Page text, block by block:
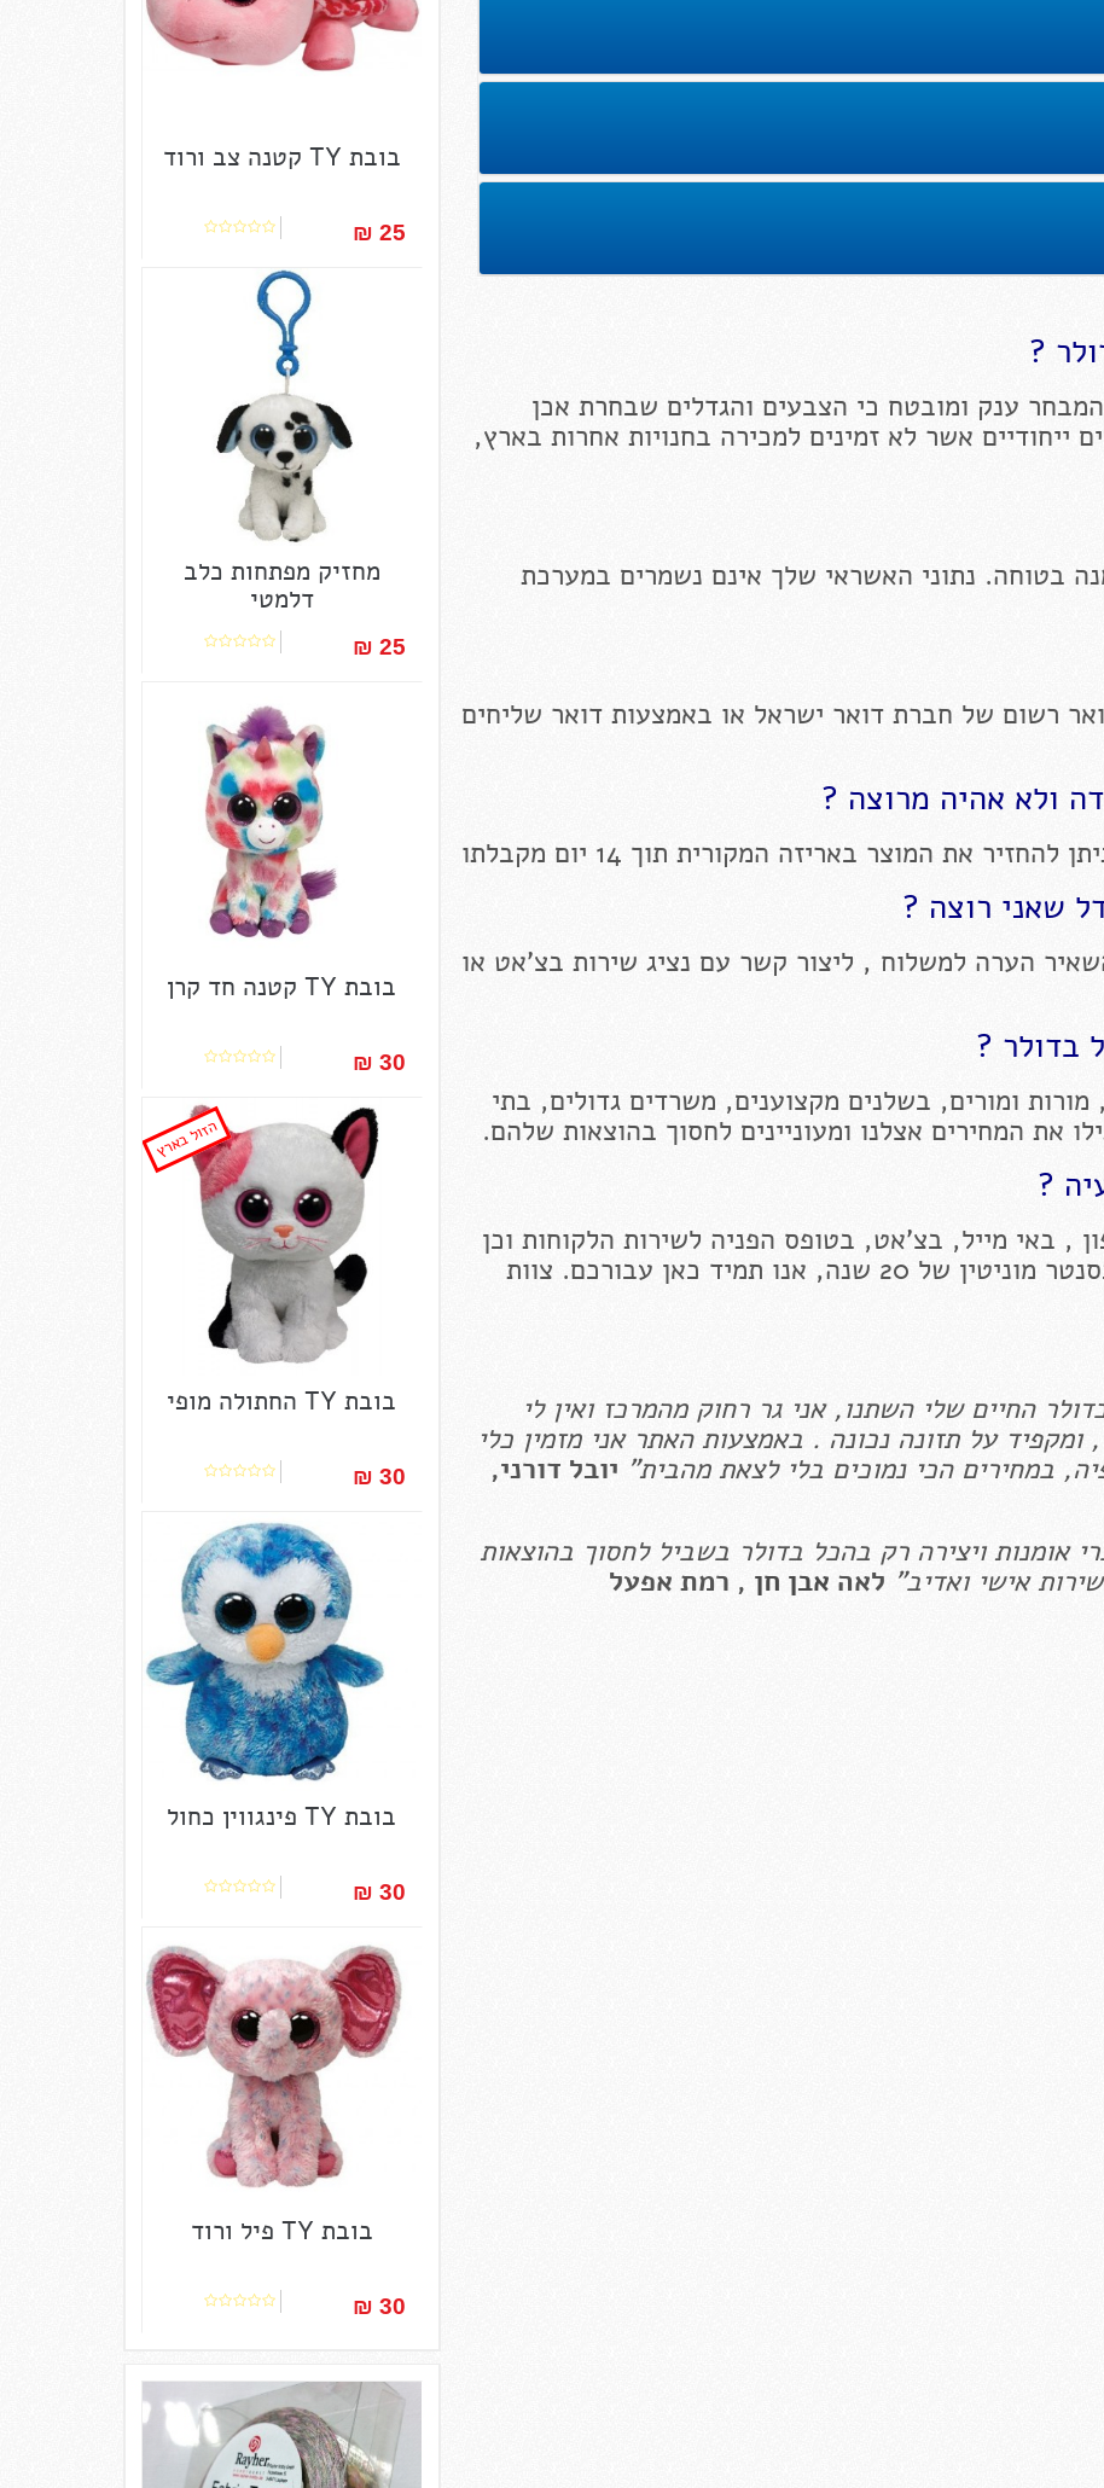
בובת TY קטנה צב ורוד
25 ₪‎
מחזיק מפתחות כלב
דלמטי
25 ₪‎
בובת TY קטנה חד קרן
30 ₪‎
הזול בארץ
בובת TY החתולה מופי
30 ₪‎
בובת TY פינגווין כחול
30 ₪‎
בובת TY פיל ורוד
30 ₪‎
?
ענק ומובטח כי הצבעים והגדלים שבחרת אכן
ייחודיים אשר לא זמינים למכירה בחנויות אחרות בארץ,
בטוחה. נתוני האשראי שלך אינם נשמרים במערכת
רשום של חברת דואר ישראל או באמצעות דואר שליחים
ולא אהיה מרוצה ?
את המוצר באריזה המקורית תוך 14 יום מקבלתו
שאני רוצה ?
הערה למשלוח , ליצור קשר עם נציג שירות בצ'אט או
בדולר ?
ומורים, בשלנים מקצוענים, משרדים גדולים, בתי
את המחירים אצלנו ומעוניינים לחסוך בהוצאות שלהם.
?
, באי מייל, בצ'אט, בטופס הפניה לשירות הלקוחות וכן
בדף הפייסבוק שלנו לחנות הייחודית בסנטר מוניטין של 20 שנה, אנו תמיד כאן עבורכם. צוות
החיים שלי השתנו, אני גר רחוק מהמרכז ואין לי
על תזונה נכונה . באמצעות האתר אני מזמין כלי
במחירים הכי נמוכים בלי לצאת מהבית" יובל דורני,
אומנות ויצירה רק בהכל בדולר בשביל לחסוך בהוצאות
אישי ואדיב" לאה אבן חן , רמת אפעל